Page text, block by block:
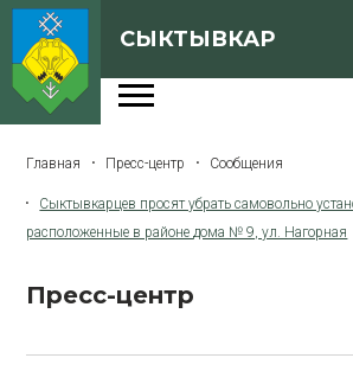
СЫКТЫВКАР
Генеральный план
Архивная версия сайта
Главная Пресс-центр Сообщения
Сыктывкарцев просят убрать самовольно
расположенные в районе дома № 9, ул. Нагорная
Пресс-центр